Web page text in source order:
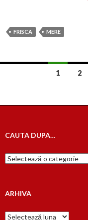
FRISCA MERE
articole
1 2
CAUTA DUPA…
Cauta
dupa…
ARHIVA
Arhiva